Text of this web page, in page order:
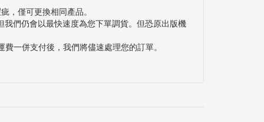
，僅可更換相同產品。
們仍會以最快速度為您下單調貨。但恐原出版機
一併支付後，我們將儘速處理您的訂單。